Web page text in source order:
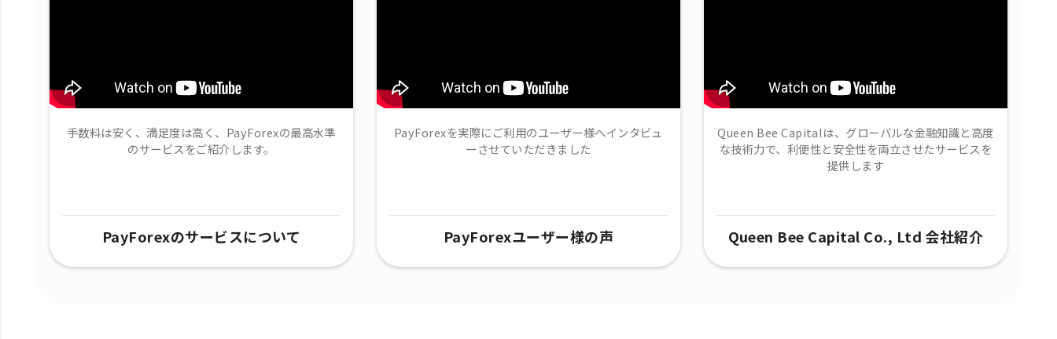
手数料は安く、満足度は高く、PayForexの最高水準
のサービスをご紹介します。
PayForexのサービスについて
PayForexを実際にご利用のユーザー様へインタビュ
ーさせていただきました
PayForexユーザー様の声​
Queen Bee Capitalは、グローバルな金融知識と高度
な技術力で、​利便性と安全性を両立させたサービスを
提供します
Queen Bee Capital Co., Ltd 会社紹介